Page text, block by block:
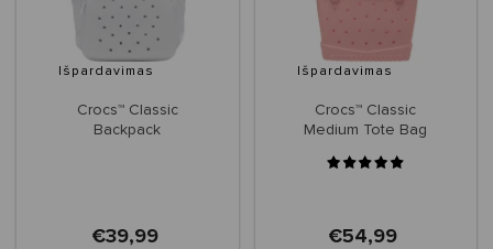
Išpardavimas
Crocs™ Classic
Backpack
€39,99
Išpardavimas
Crocs™ Classic
Medium Tote Bag
€54,99